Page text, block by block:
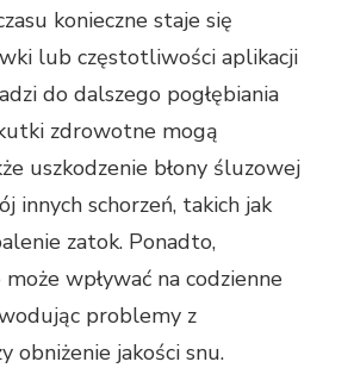
konieczne staje się
lub częstotliwości aplikacji
do dalszego pogłębiania
zdrowotne mogą
uszkodzenie błony śluzowej
innych schorzeń, takich jak
zatok. Ponadto,
wpływać na codzienne
problemy z
obniżenie jakości snu.